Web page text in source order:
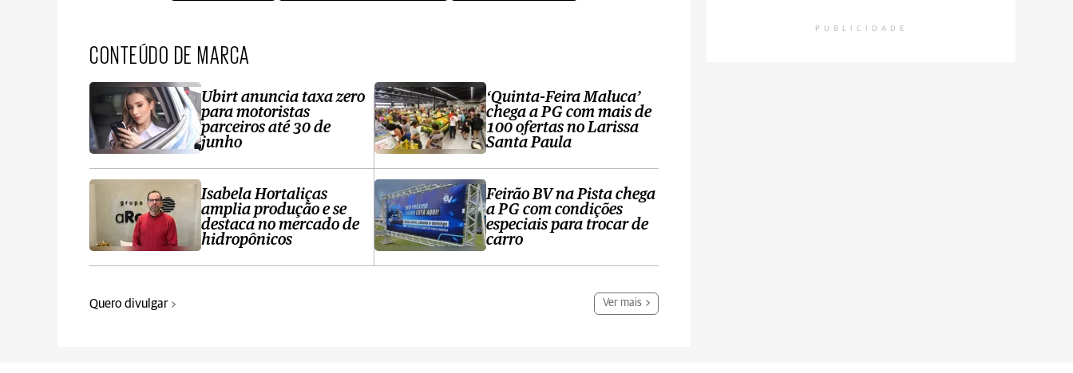
CONTEÚDO DE MARCA
Ubirt anuncia taxa zero
para motoristas
parceiros até 30 de
junho
Isabela Hortaliças
amplia produção e se
destaca no mercado de
hidropônicos
‘Quinta-Feira Maluca’
chega a PG com mais de
100 ofertas no Larissa
Santa Paula
Feirão BV na Pista chega
a PG com condições
especiais para trocar de
carro
Quero divulgar Ver mais
PUBLICIDADE